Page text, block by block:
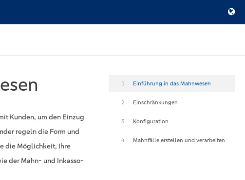
Kunden, um den Einzug
regeln die Form und
die Möglichkeit, Ihre
der Mahn- und Inkasso-
1 Einführung in das Mahnwesen
2 Einschränkungen
3 Konfiguration
4 Mahnfälle erstellen und verarbeiten